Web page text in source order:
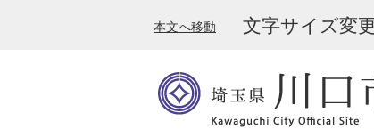
本文へ移動 文字サイズ変